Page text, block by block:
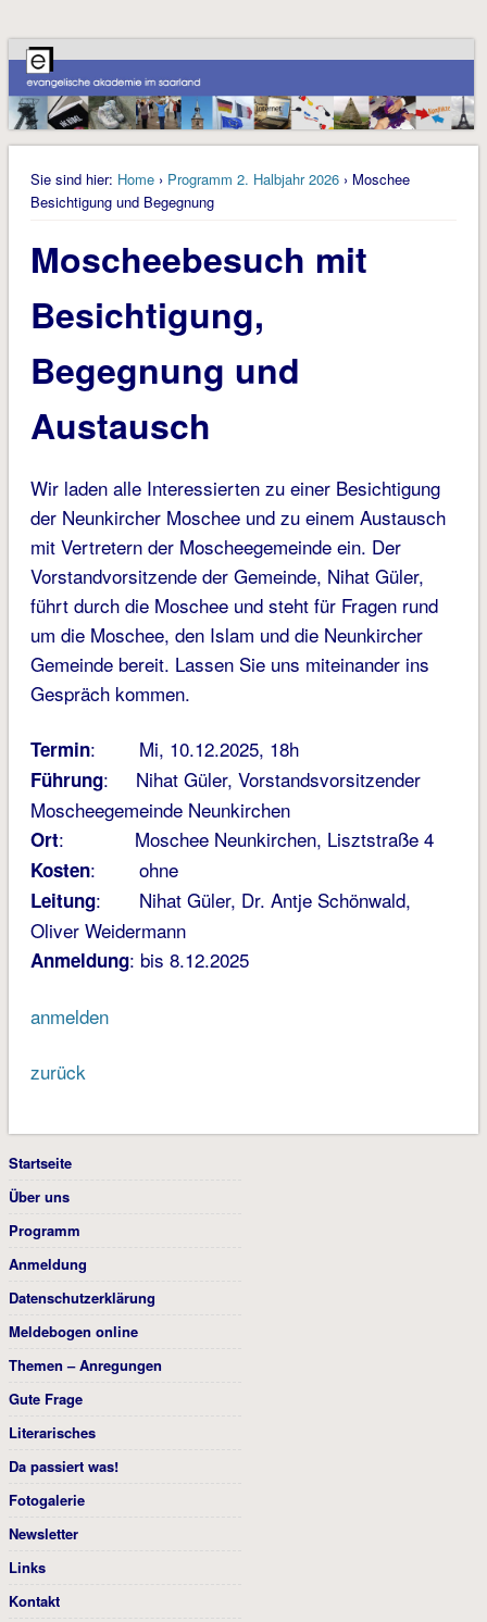
Sie sind hier: Home› Programm 2. Halbjahr 2026› Moschee
Besichtigung und Begegnung
Moscheebesuch mit
Besichtigung,
Begegnung und
Austausch
Wir laden alle Interessierten zu einer Besichtigung
der Neunkircher Moschee und zu einem Austausch
mit Vertretern der Moscheegemeinde ein. Der
Vorstandvorsitzende der Gemeinde, Nihat Güler,
führt durch die Moschee und steht für Fragen rund
um die Moschee, den Islam und die Neunkircher
Gemeinde bereit. Lassen Sie uns miteinander ins
Gespräch kommen.
Termin: Mi, 10.12.2025, 18h
Führung: Nihat Güler, Vorstandsvorsitzender
Moscheegemeinde Neunkirchen
Ort: Moschee Neunkirchen, Lisztstraße 4
Kosten: ohne
Leitung: Nihat Güler, Dr. Antje Schönwald,
Oliver Weidermann
Anmeldung: bis 8.12.2025
anmelden
zurück
Startseite
Über uns
Programm
Anmeldung
Datenschutzerklärung
Meldebogen online
Themen – Anregungen
Gute Frage
Literarisches
Da passiert was!
Fotogalerie
Newsletter
Links
Kontakt